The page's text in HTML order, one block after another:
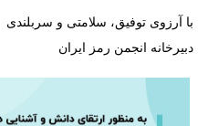
آرزوی توفیق، سلامتی و سربلندی
انجمن رمز ایران